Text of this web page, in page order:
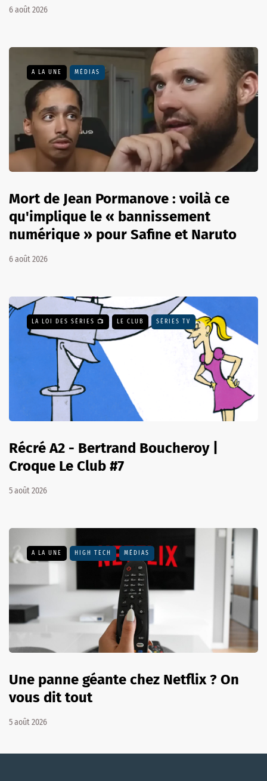
6 août 2026
A LA UNE MÉDIAS
Mort de Jean Pormanove : voilà ce
qu'implique le « bannissement
numérique » pour Safine et Naruto
6 août 2026
LA LOI DES SÉRIES 📺 LE CLUB SÉRIES TV
Récré A2 - Bertrand Boucheroy |
Croque Le Club #7
5 août 2026
A LA UNE HIGH TECH MÉDIAS
Une panne géante chez Netflix ? On
vous dit tout
5 août 2026